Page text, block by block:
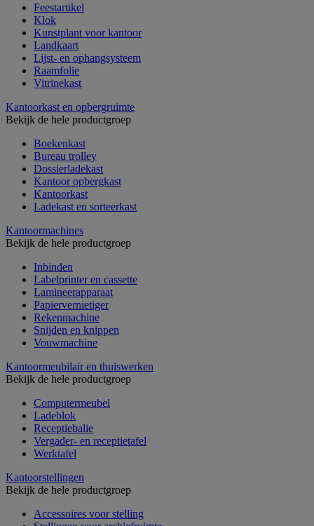
Feestartikel
Klok
Kunstplant voor kantoor
Landkaart
Lijst- en ophangsysteem
Raamfolie
Vitrinekast
Kantoorkast en opbergruimte
Bekijk de hele productgroep
Boekenkast
Bureau trolley
Dossierladekast
Kantoor opbergkast
Kantoorkast
Ladekast en sorteerkast
Kantoormachines
Bekijk de hele productgroep
Inbinden
Labelprinter en cassette
Lamineerapparaat
Papiervernietiger
Rekenmachine
Snijden en knippen
Vouwmachine
Kantoormeubilair en thuiswerken
Bekijk de hele productgroep
Computermeubel
Ladeblok
Receptiebalie
Vergader- en receptietafel
Werktafel
Kantoorstellingen
Bekijk de hele productgroep
Accessoires voor stelling